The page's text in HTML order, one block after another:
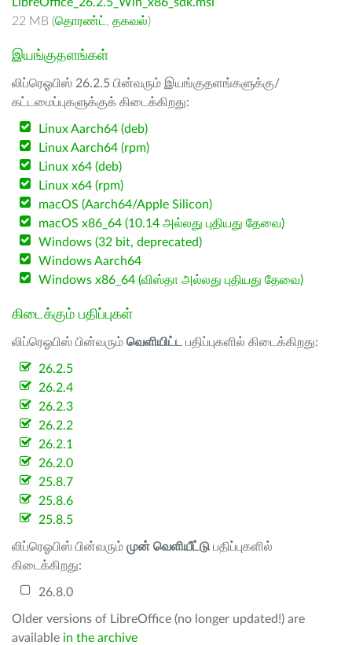
22 MB (தொரண்ட் , தகவல்)
இயங்குதளங்கள்
லிப்ரெஓபிஸ் 26.2.5 பின்வரும் இயங்குதளங்களுக்கு/
கட்டமைப்புகளுக்குக் கிடைக்கிறது:
Linux Aarch64 (deb)
Linux Aarch64 (rpm)
Linux x64 (deb)
Linux x64 (rpm)
macOS (Aarch64/Apple Silicon)
macOS x86_64 (10.14 அல்லது புதியது தேவை)
Windows (32 bit, deprecated)
Windows Aarch64
Windows x86_64 (விஸ்தா அல்லது புதியது தேவை)
கிடைக்கும் பதிப்புகள்
லிப்ரெஓபிஸ் பின்வரும் வெளியிட்ட பதிப்புகளில் கிடைக்கிறது:
26.2.5
26.2.4
26.2.3
26.2.2
26.2.1
26.2.0
25.8.7
25.8.6
25.8.5
லிப்ரெஓபிஸ் பின்வரும் முன் வெளியீட்டு பதிப்புகளில்
கிடைக்கிறது:
26.8.0
Older versions of LibreOffice (no longer updated!) are
available in the archive